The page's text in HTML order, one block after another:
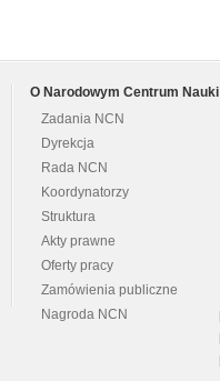
O Narodowym Centrum Nauki
Zadania NCN
Dyrekcja
Rada NCN
Koordynatorzy
Struktura
Akty prawne
Oferty pracy
Zamówienia publiczne
Nagroda NCN